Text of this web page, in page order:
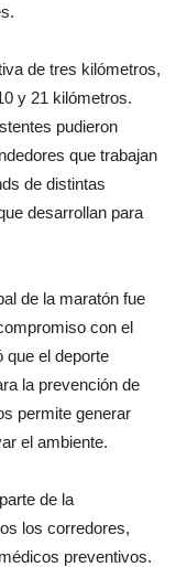
de tres kilómetros,
y 21 kilómetros.
pudieron
que trabajan
de distintas
desarrollan para
de la maratón fue
con el
que el deporte
la prevención de
permite generar
el ambiente.
de la
los corredores,
preventivos.